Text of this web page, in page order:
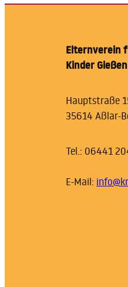
Elternverein
Kinder
Hauptstraße
35614 Aßlar-
Tel.: 06441
E-Mail: